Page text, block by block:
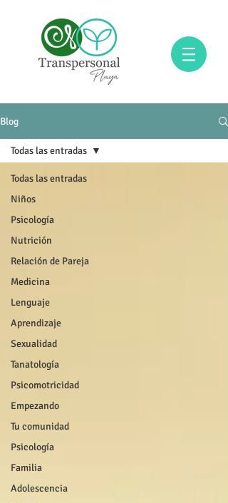
Blog
Todas las entradas
Niños
Psicología
Nutrición
Relación de Pareja
Medicina
Lenguaje
Aprendizaje
Sexualidad
Tanatología
Psicomotricidad
Empezando
Tu comunidad
Psicología
Familia
Adolescencia
Todas las entradas